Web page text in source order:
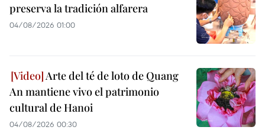
preserva la tradición alfarera
04/08/2026 01:00
Arte del té de loto de Quang
An mantiene vivo el patrimonio
cultural de Hanoi
04/08/2026 00:30